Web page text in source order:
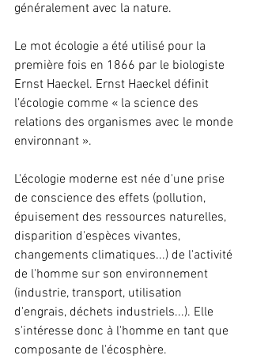
généralement avec la nature.
Le mot écologie a été utilisé pour la
première fois en 1866 par le biologiste
Ernst Haeckel. Ernst Haeckel définit
l’écologie comme « la science des
relations des organismes avec le monde
environnant ».
L'écologie moderne est née d'une prise
de conscience des effets (pollution,
épuisement des ressources naturelles,
disparition d'espèces vivantes,
changements climatiques...) de l'activité
de l'homme sur son environnement
(industrie, transport, utilisation
d'engrais, déchets industriels...). Elle
s'intéresse donc à l'homme en tant que
composante de l'écosphère.